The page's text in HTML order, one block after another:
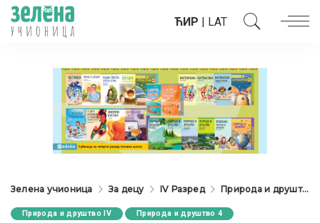
ЋИР | LAT
Зелена учионица За децу IV Разред Природа и друштво IV
Природа и друштво IV Природа и друштво 4